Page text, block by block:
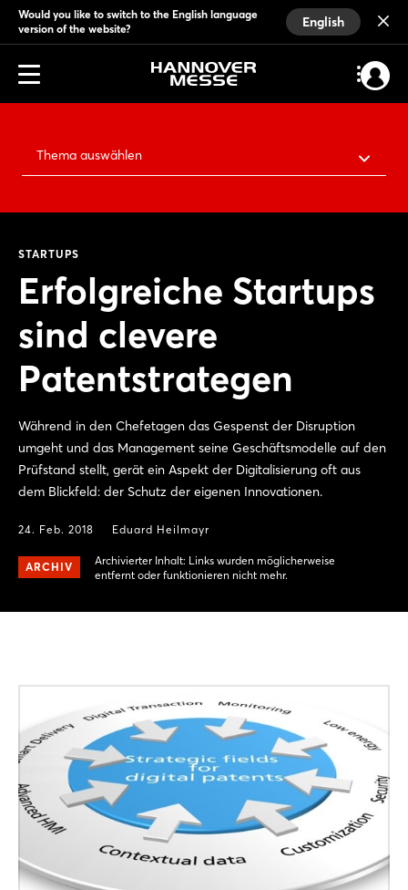
Would you like to switch to the English language
version of the website?
English
Thema auswählen
STARTUPS
Erfolgreiche Startups
sind clevere
Patentstrategen
Während in den Chefetagen das Gespenst der Disruption
umgeht und das Management seine Geschäftsmodelle auf den
Prüfstand stellt, gerät ein Aspekt der Digitalisierung oft aus
dem Blickfeld: der Schutz der eigenen Innovationen.
24. Feb. 2018 Eduard Heilmayr
ARCHIV
Archivierter Inhalt: Links wurden möglicherweise
entfernt oder funktionieren nicht mehr.